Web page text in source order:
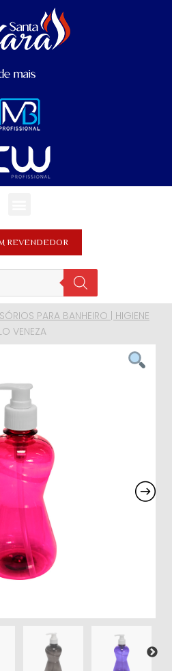
REVENDEDOR
PARA BANHEIRO | HIGIENE
VENEZA